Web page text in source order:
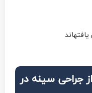
جراحی سینه در